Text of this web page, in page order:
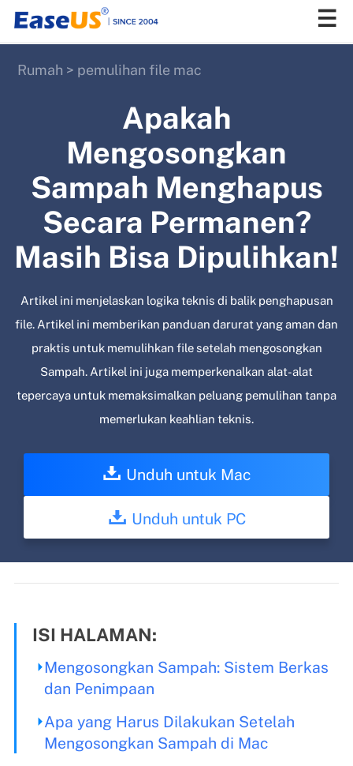
Rumah > pemulihan file mac
Apakah
Mengosongkan
Sampah Menghapus
Secara Permanen?
Masih Bisa Dipulihkan!
Artikel ini menjelaskan logika teknis di balik penghapusan
file. Artikel ini memberikan panduan darurat yang aman dan
praktis untuk memulihkan file setelah mengosongkan
Sampah. Artikel ini juga memperkenalkan alat-alat
tepercaya untuk memaksimalkan peluang pemulihan tanpa
memerlukan keahlian teknis.
Unduh untuk Mac
Unduh untuk PC
ISI HALAMAN:
Mengosongkan Sampah: Sistem Berkas
dan Penimpaan
Apa yang Harus Dilakukan Setelah
Mengosongkan Sampah di Mac